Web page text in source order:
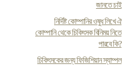
জানতে চাই
নির্দিষ্ট কোম্পানির ওষুধ লিখে ঐ
কোম্পানি থেকে চিকিৎসক বিনিময় নিতে
পারবে কি?
চিকিৎসকের জন্য ফিজিশিয়ান স্যাম্পল